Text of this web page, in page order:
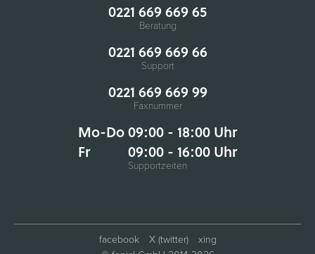
0221 669 669 65
Beratung
0221 669 669 66
Support
0221 669 669 99
Faxnummer
Mo-Do 09:00 - 18:00 Uhr
Fr
09:00 - 16:00 Uhr
Supportzeiten
facebook X (twitter)
xing